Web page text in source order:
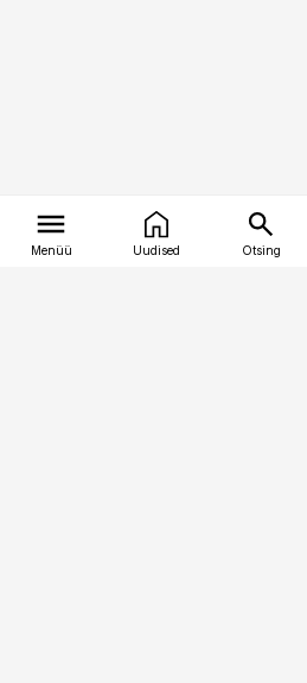
Menüü Uudised Otsing